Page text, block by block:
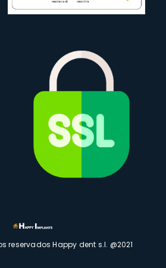
reservados Happy dent s.l. @2021